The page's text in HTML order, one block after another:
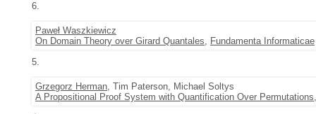
6.
Paweł Waszkiewicz
On Domain Theory over Girard Quantales, Fundamenta Informaticae
5.
Grzegorz Herman, Tim Paterson, Michael Soltys
A Propositional Proof System with Quantification Over Permutations